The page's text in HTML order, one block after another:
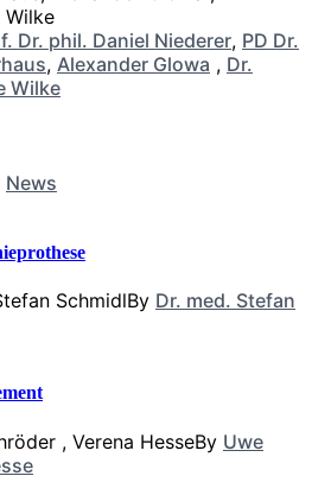
Dr. phil. Daniel Niederer, PD Dr.
, Alexander Glowa , Dr.
Wilke
News
By Dr. med. Stefan
By Uwe